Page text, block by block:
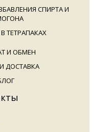
СПИРТА И
ТЕТРАПАКАХ
И ОБМЕН
ДОСТАВКА